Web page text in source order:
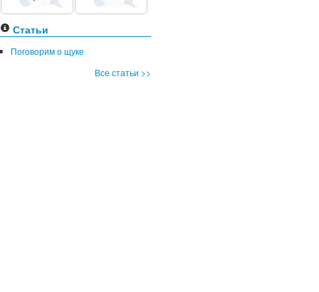
Статьи
Поговорим о щуке
Все статьи >>